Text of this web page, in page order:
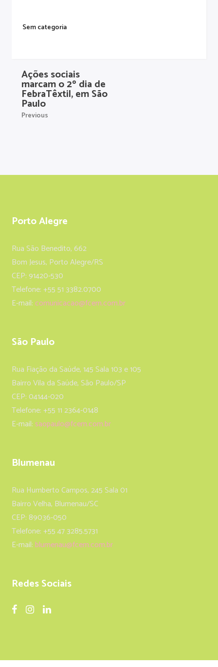
Sem categoria
Ações sociais
marcam o 2º dia de
FebraTêxtil, em São
Paulo
Previous
Porto Alegre
Rua São Benedito, 662
Bom Jesus, Porto Alegre/RS
CEP: 91420-530
Telefone: +55 51 3382.0700
E-mail: comunicacao@fcem.com.br
São Paulo
Rua Fiação da Saúde, 145 Sala 103 e 105
Bairro Vila da Saúde, São Paulo/SP
CEP: 04144-020
Telefone: +55 11 2364-0148
E-mail: saopaulo@fcem.com.br
Blumenau
Rua Humberto Campos, 245 Sala 01
Bairro Velha, Blumenau/SC
CEP: 89036-050
Telefone: +55 47 3285.5731
E-mail: blumenau@fcem.com.br
Redes Sociais